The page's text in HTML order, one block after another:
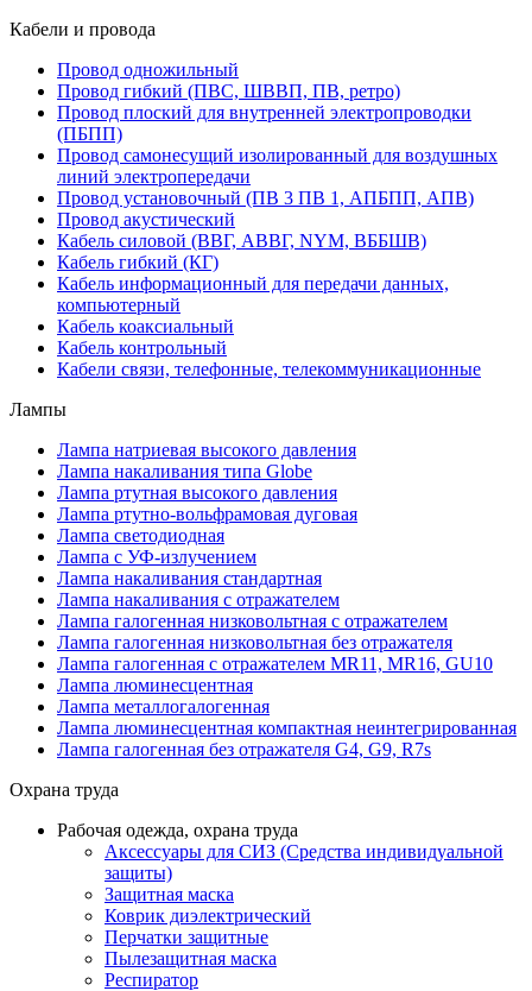
Кабели и провода
Провод одножильный
Провод гибкий (ПВС, ШВВП, ПВ, ретро)
Провод плоский для внутренней электропроводки
(ПБПП)
Провод самонесущий изолированный для воздушных
линий электропередачи
Провод установочный (ПВ 3 ПВ 1, АПБПП, АПВ)
Провод акустический
Кабель силовой (ВВГ, АВВГ, NYM, ВББШВ)
Кабель гибкий (КГ)
Кабель информационный для передачи данных,
компьютерный
Кабель коаксиальный
Кабель контрольный
Кабели связи, телефонные, телекоммуникационные
Лампы
Лампа натриевая высокого давления
Лампа накаливания типа Globe
Лампа ртутная высокого давления
Лампа ртутно-вольфрамовая дуговая
Лампа светодиодная
Лампа с УФ-излучением
Лампа накаливания стандартная
Лампа накаливания с отражателем
Лампа галогенная низковольтная с отражателем
Лампа галогенная низковольтная без отражателя
Лампа галогенная с отражателем MR11, MR16, GU10
Лампа люминесцентная
Лампа металлогалогенная
Лампа люминесцентная компактная неинтегрированная
Лампа галогенная без отражателя G4, G9, R7s
Охрана труда
Рабочая одежда, охрана труда
Аксессуары для СИЗ (Средства индивидуальной
защиты)
Защитная маска
Коврик диэлектрический
Перчатки защитные
Пылезащитная маска
Респиратор